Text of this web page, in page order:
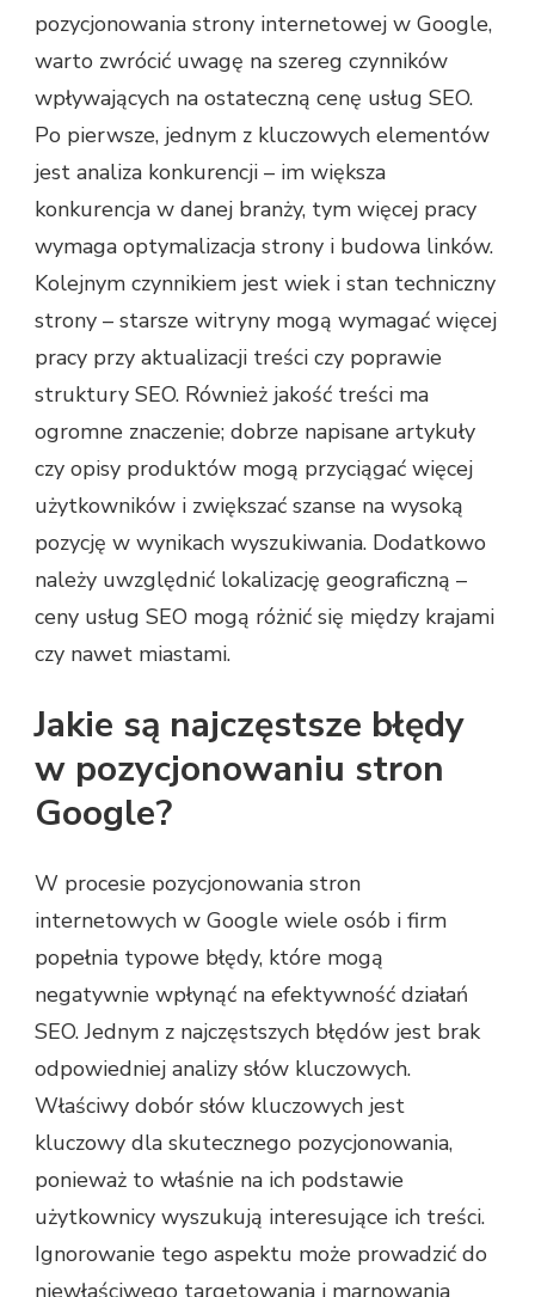
pozycjonowania strony internetowej w Google,
warto zwrócić uwagę na szereg czynników
wpływających na ostateczną cenę usług SEO.
Po pierwsze, jednym z kluczowych elementów
jest analiza konkurencji – im większa
konkurencja w danej branży, tym więcej pracy
wymaga optymalizacja strony i budowa linków.
Kolejnym czynnikiem jest wiek i stan techniczny
strony – starsze witryny mogą wymagać więcej
pracy przy aktualizacji treści czy poprawie
struktury SEO. Również jakość treści ma
ogromne znaczenie; dobrze napisane artykuły
czy opisy produktów mogą przyciągać więcej
użytkowników i zwiększać szanse na wysoką
pozycję w wynikach wyszukiwania. Dodatkowo
należy uwzględnić lokalizację geograficzną –
ceny usług SEO mogą różnić się między krajami
czy nawet miastami.
Jakie są najczęstsze błędy
w pozycjonowaniu stron
Google?
W procesie pozycjonowania stron
internetowych w Google wiele osób i firm
popełnia typowe błędy, które mogą
negatywnie wpłynąć na efektywność działań
SEO. Jednym z najczęstszych błędów jest brak
odpowiedniej analizy słów kluczowych.
Właściwy dobór słów kluczowych jest
kluczowy dla skutecznego pozycjonowania,
ponieważ to właśnie na ich podstawie
użytkownicy wyszukują interesujące ich treści.
Ignorowanie tego aspektu może prowadzić do
niewłaściwego targetowania i marnowania